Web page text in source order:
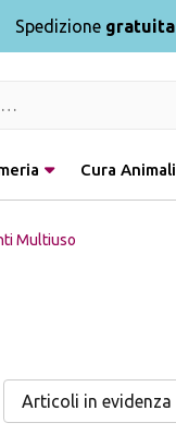
Spedizione gratuita
Cura Animali
Multiuso